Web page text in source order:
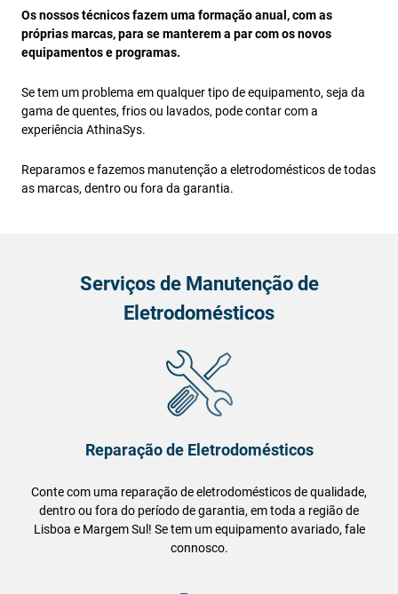
Os nossos técnicos fazem uma formação anual, com as
próprias marcas, para se manterem a par com os novos
equipamentos e programas.
Se tem um problema em qualquer tipo de equipamento, seja da
gama de quentes, frios ou lavados, pode contar com a
experiência AthinaSys.
Reparamos e fazemos manutenção a eletrodomésticos de todas
as marcas, dentro ou fora da garantia.
Serviços de Manutenção de
Eletrodomésticos
Reparação de Eletrodomésticos
Conte com uma reparação de eletrodomésticos de qualidade,
dentro ou fora do período de garantia, em toda a região de
Lisboa e Margem Sul! Se tem um equipamento avariado, fale
connosco.